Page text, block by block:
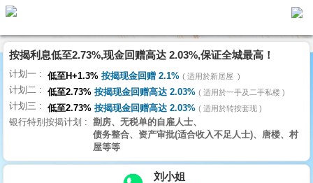
代
理
主
页
搵
楼/
交
按揭利息低至2.73%,现金回赠高达 2.03%,保证全城最高！
计划一 低至H+1.3% 按揭现金回赠 2.1% 适用於新居屋
计划二 低至2.73% 按揭现金回赠高达 2.03% 适用於一手及二手私楼
计划三 低至2.73% 按揭现金回赠高达 2.03% 适用於转按套现
银行特别按揭计划
劏房、无税单的自雇人士、
债务整合、资产审批(适合收入不足人士)、唐楼、村
屋等等
刘小姐